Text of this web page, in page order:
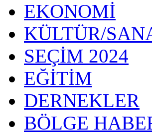
EKONOMİ
KÜLTÜR/
SEÇİM 2024
EĞİTİM
DERNEKLER
BÖLGE